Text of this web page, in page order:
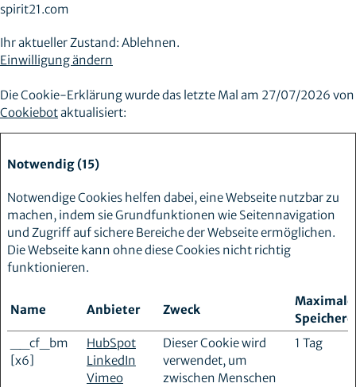
spirit21.com
Ihr aktueller Zustand: Ablehnen.
Einwilligung ändern
Die Cookie-Erklärung wurde das letzte Mal am 27/07/2026 von
Cookiebotaktualisiert:
Notwendig (15)
Notwendige Cookies helfen dabei, eine Webseite nutzbar zu
machen, indem sie Grundfunktionen wie Seitennavigation
und Zugriff auf sichere Bereiche der Webseite ermöglichen.
Die Webseite kann ohne diese Cookies nicht richtig
funktionieren.
Name Anbieter Zweck
Maximale
__cf_bm
[x6]
HubSpot
LinkedIn
Vimeo
Dieser Cookie wird
verwendet, um
zwischen Menschen
1 Tag